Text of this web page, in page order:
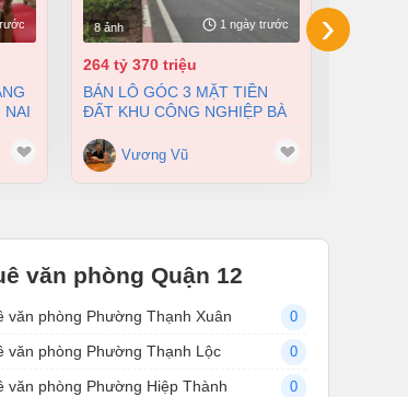
NAI
8 ảnh 1 ngày trước
264 tỷ 370 triệu
BÁN LÔ GÓC 3 MẶT TIỀN
ĐẤT KHU CÔNG NGHIỆP BÀ
GIÁ CHỈ 100 ĐÔ/M2
Vương Vũ
›
văn phòng Quận 12
văn phòng Phường Thạnh Xuân 0
văn phòng Phường Thạnh Lộc 0
văn phòng Phường Hiệp Thành 0